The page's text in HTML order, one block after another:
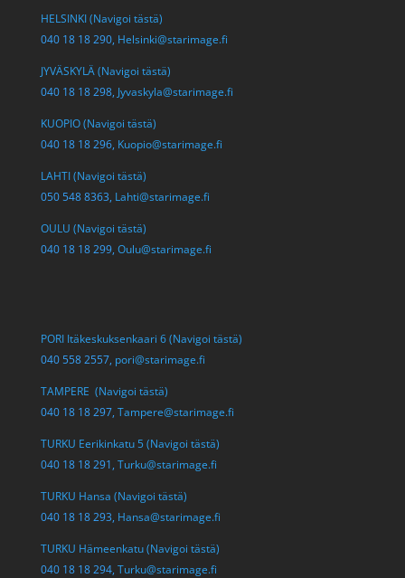
HELSINKI (Navigoi tästä)
040 18 18 290, Helsinki@starimage.fi
JYVÄSKYLÄ (Navigoi tästä)
040 18 18 298, Jyvaskyla@starimage.fi
KUOPIO (Navigoi tästä)
040 18 18 296, Kuopio@starimage.fi
LAHTI (Navigoi tästä)
050 548 8363, Lahti@starimage.fi
OULU (Navigoi tästä)
040 18 18 299, Oulu@starimage.fi
PORI Itäkeskuksenkaari 6 (Navigoi tästä)
040 558 2557, pori@starimage.fi
TAMPERE (Navigoi tästä)
040 18 18 297, Tampere@starimage.fi
TURKU Eerikinkatu 5 (Navigoi tästä)
040 18 18 291, Turku@starimage.fi
TURKU Hansa (Navigoi tästä)
040 18 18 293, Hansa@starimage.fi
TURKU Hämeenkatu (Navigoi tästä)
040 18 18 294, Turku@starimage.fi